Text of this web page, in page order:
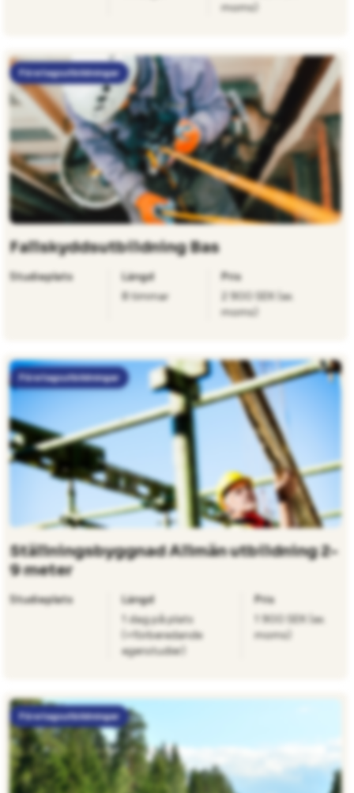
moms)
Företagsutbildningar
Fallskyddsutbildning Bas
Studieplats
Längd
8 timmar
Pris
2 900 SEK (ex.
moms)
Företagsutbildningar
Ställningsbyggnad Allmän utbildning 2-
9 meter
Studieplats
Längd
1 dag på plats
(+förberedande
egenstudier)
Pris
1 900 SEK (ex.
moms)
Företagsutbildningar